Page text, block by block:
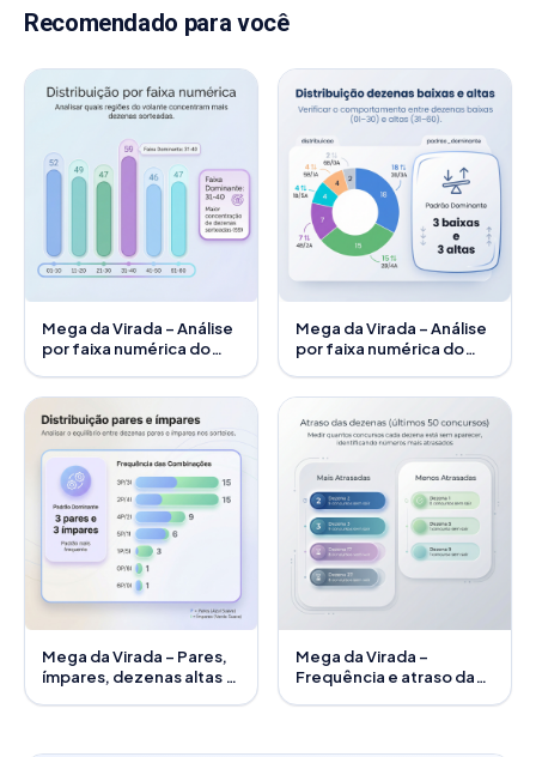
Recomendado para você
Mega da Virada – Análise
por faixa numérica do
Mega da Virada – Análise
por faixa numérica do
Mega da Virada – Pares,
ímpares, dezenas altas e
Mega da Virada –
Frequência e atraso das